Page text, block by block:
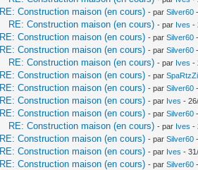
RE: Construction maison (en cours) - parSilver60
RE: Construction maison (en cours) - par Ives -
RE: Construction maison (en cours) - parSilver60
RE: Construction maison (en cours) - parSilver60
RE: Construction maison (en cours) - par Ives -
RE: Construction maison (en cours) - par
RE: Construction maison (en cours) - parSilver60
RE: Construction maison (en cours) - par Ives -
RE: Construction maison (en cours) - parSilver60
RE: Construction maison (en cours) - par Ives -
RE: Construction maison (en cours) - parSilver60
RE: Construction maison (en cours) - par Ives -
RE: Construction maison (en cours) - parSilver60